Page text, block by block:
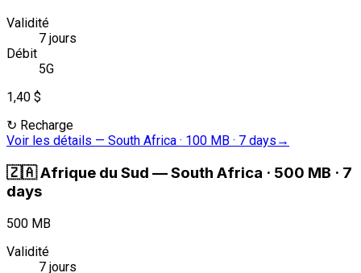
Validité
7 jours
Débit
5G
1,40 $
↻ Recharge
Voir les détails — South Africa · 100 MB · 7 days →
🇿🇦Afrique du Sud —South Africa · 500 MB · 7
days
500 MB
Validité
7 jours